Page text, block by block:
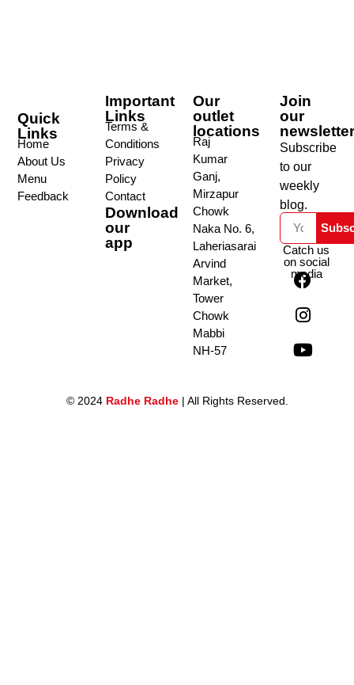
Quick
Links
Home
About Us
Menu
Feedback
Important
Links
Terms &
Conditions
Privacy
Policy
Contact
Download
our
app
Our
outlet
locations
Raj
Kumar
Ganj,
Mirzapur
Chowk
Naka No. 6,
Laheriasarai
Arvind
Market,
Tower
Chowk
Mabbi
NH-57
Join
our
Subscribe
to our
weekly
blog.
Catch us
on social
media
© 2024 Radhe Radhe | All Rights Reserved.